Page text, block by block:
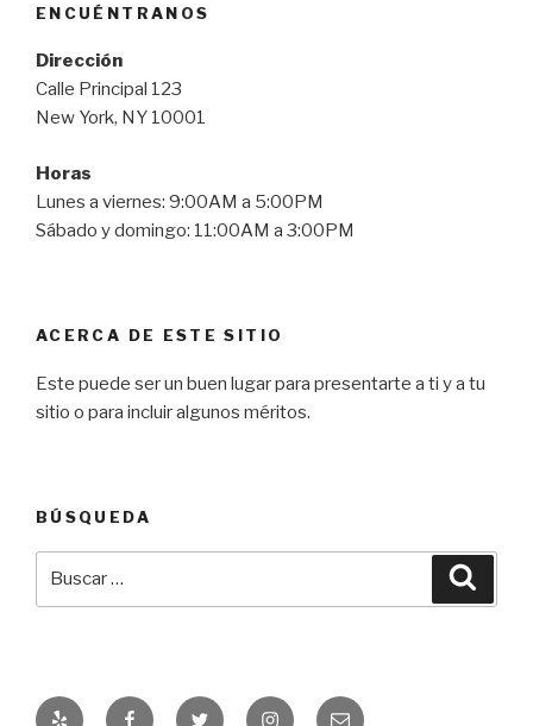
ENCUÉNTRANOS
Dirección
Calle Principal 123
New York, NY 10001
Horas
Lunes a viernes: 9:00AM a 5:00PM
Sábado y domingo: 11:00AM a 3:00PM
ACERCA DE ESTE SITIO
Este puede ser un buen lugar para presentarte a ti y a tu
sitio o para incluir algunos méritos.
BÚSQUEDA
Yelp FacebookTwitter InstagramCorreo